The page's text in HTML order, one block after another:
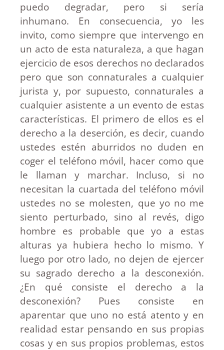
puedo degradar, pero si sería
inhumano. En consecuencia, yo les
invito, como siempre que intervengo en
un acto de esta naturaleza, a que hagan
ejercicio de esos derechos no declarados
pero que son connaturales a cualquier
jurista y, por supuesto, connaturales a
cualquier asistente a un evento de estas
características. El primero de ellos es el
derecho a la deserción, es decir, cuando
ustedes estén aburridos no duden en
coger el teléfono móvil, hacer como que
le llaman y marchar. Incluso, si no
necesitan la cuartada del teléfono móvil
ustedes no se molesten, que yo no me
siento perturbado, sino al revés, digo
hombre es probable que yo a estas
alturas ya hubiera hecho lo mismo. Y
luego por otro lado, no dejen de ejercer
su sagrado derecho a la desconexión.
¿En qué consiste el derecho a la
desconexión? Pues consiste en
aparentar que uno no está atento y en
realidad estar pensando en sus propias
cosas y en sus propios problemas, estos